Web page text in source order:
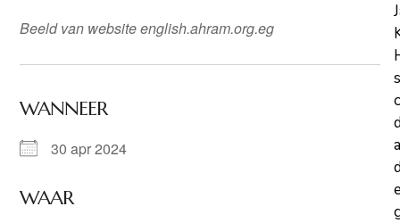
Beeld van website english.ahram.org.eg
WANNEER
30 apr 2024
WAAR